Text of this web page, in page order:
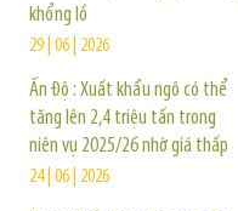
khổng lồ
29 | 06 | 2026
Ấn Độ : Xuất khẩu ngô có thể
tăng lên 2,4 triệu tấn trong
niên vụ 2025/26 nhờ giá thấp
24 | 06 | 2026